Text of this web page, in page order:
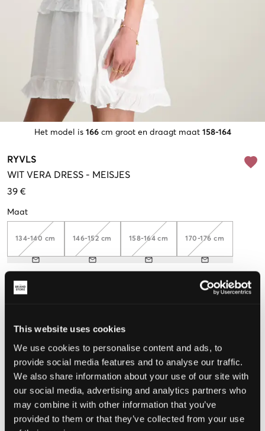
This website uses cookies
We use cookies to personalise content and ads, to
provide social media features and to analyse our traffic.
We also share information about your use of our site with
our social media, advertising and analytics partners who
may combine it with other information that you’ve
provided to them or that they’ve collected from your use
Het model is 166 cm groot en draagt maat 158-164
RYVLS
WIT VERA DRESS - MEISJES
39 €
Maat
134-140 cm 146-152 cm 158-164 cm 170-176 cm
De maat lijkt
KIES EEN MAAT
Snelle levering
Gratis verzending vanaf €69
Recht op herroeping binnen 60 dagen